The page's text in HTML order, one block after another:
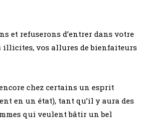
et refuserons d’entrer dans votre
illicites, vos allures de bienfaiteurs
chez certains un esprit
en un état), tant qu’il y aura des
qui veulent bâtir un bel